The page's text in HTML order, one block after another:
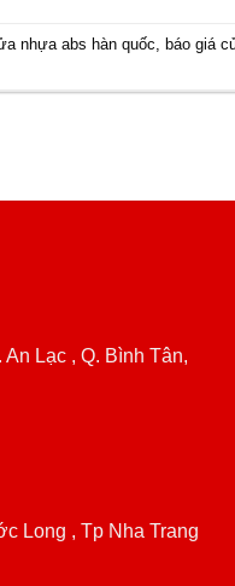
nhựa abs hàn quốc ,báo giá
Lạc , Q. Bình Tân,
Long , Tp Nha Trang